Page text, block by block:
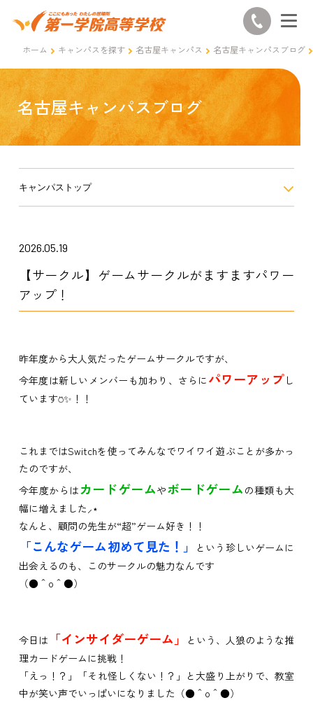
ホーム キャンパスを探す 名古屋キャンパス 名古屋キャンパスブログ
名古屋キャンパスブログ
キャンパストップ
2026.05.19
【サークル】ゲームサークルがますますパワー
アップ！
昨年度から大人気だったゲームサークルですが、
今年度は新しいメンバーも加わり、さらに パワーアップ し
ています⍥✨！！
これまではSwitchを使ってみんなでワイワイ遊ぶことが多かっ
たのですが、
今年度からはカードゲームやボードゲーム の種類も大
幅に増えました⸝⋆
なんと、顧問の先生が“超”ゲーム好き！！
「こんなゲーム初めて見た！」
という珍しいゲームに
出会えるのも、このサークルの魅力なんです
（●＾o＾●）
今日は 「インサイダーゲーム」
という、人狼のような推
理カードゲームに挑戦！
「えっ！？」「それ怪しくない！？」と大盛り上がりで、教室
中が笑い声でいっぱいになりました（●＾o＾●）